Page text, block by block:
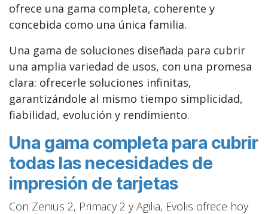
ofrece una gama completa, coherente y
concebida como una única familia.
Una gama de soluciones diseñada para cubrir
una amplia variedad de usos, con una promesa
clara: ofrecerle soluciones infinitas,
garantizándole al mismo tiempo simplicidad,
fiabilidad, evolución y rendimiento.
Una gama completa para cubrir
todas las necesidades de
impresión de tarjetas
Con Zenius 2, Primacy 2 y Agilia, Evolis ofrece hoy